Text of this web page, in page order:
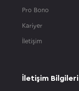
Pro Bono
Kariyer
İletişim
İletişim Bilgileri